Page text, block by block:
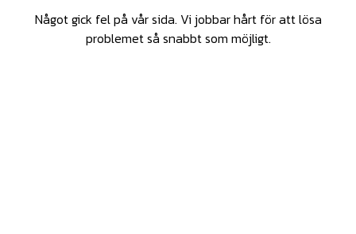
Något gick fel på vår sida. Vi jobbar hårt för att lösa
problemet så snabbt som möjligt.